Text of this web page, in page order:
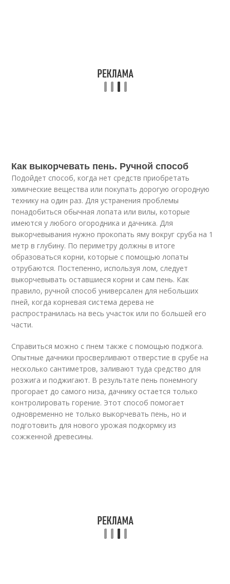
Как выкорчевать пень. Ручной способ
Подойдет способ, когда нет средств приобретать
химические вещества или покупать дорогую огородную
технику на один раз. Для устранения проблемы
понадобиться обычная лопата или вилы, которые
имеются у любого огородника и дачника. Для
выкорчевывания нужно прокопать яму вокруг сруба на 1
метр в глубину. По периметру должны в итоге
образоваться корни, которые с помощью лопаты
отрубаются. Постепенно, используя лом, следует
выкорчевывать оставшиеся корни и сам пень. Как
правило, ручной способ универсален для небольших
пней, когда корневая система дерева не
распространилась на весь участок или по большей его
части.
Справиться можно с пнем также с помощью поджога.
Опытные дачники просверливают отверстие в срубе на
несколько сантиметров, заливают туда средство для
розжига и поджигают. В результате пень понемногу
прогорает до самого низа, дачнику остается только
контролировать горение. Этот способ помогает
одновременно не только выкорчевать пень, но и
подготовить для нового урожая подкормку из
сожженной древесины.